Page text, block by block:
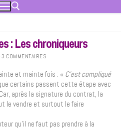
: Les chroniqueurs
3 COMMENTAIRES
et mainte fois : « C’est compliqué
certains passent cette étape avec
après la signature du contrat, la
le vendre et surtout le faire
qu’il ne faut pas prendre à la